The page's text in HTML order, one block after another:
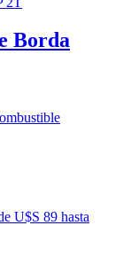
Borda
U$S 89 hasta